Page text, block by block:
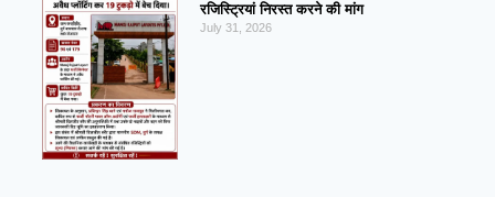
रजिस्ट्रियां निरस्त करने की मांग
July 31, 2026